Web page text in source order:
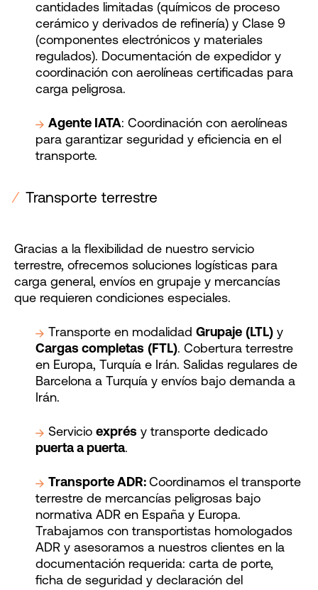
cantidades limitadas (químicos de proceso
cerámico y derivados de refinería) y Clase 9
(componentes electrónicos y materiales
regulados). Documentación de expedidor y
coordinación con aerolíneas certificadas para
carga peligrosa.
Agente IATA: Coordinación con aerolíneas
para garantizar seguridad y eficiencia en el
transporte.
⁄Transporte terrestre
Gracias a la flexibilidad de nuestro servicio
terrestre, ofrecemos soluciones logísticas para
carga general, envíos en grupaje y mercancías
que requieren condiciones especiales.
Transporte en modalidad Grupaje (LTL) y
Cargas completas (FTL). Cobertura terrestre
en Europa, Turquía e Irán. Salidas regulares de
Barcelona a Turquía y envíos bajo demanda a
Irán.
Servicio exprés y transporte dedicado
puerta a puerta.
Transporte ADR: Coordinamos el transporte
terrestre de mercancías peligrosas bajo
normativa ADR en España y Europa.
Trabajamos con transportistas homologados
ADR y asesoramos a nuestros clientes en la
documentación requerida: carta de porte,
ficha de seguridad y declaración del